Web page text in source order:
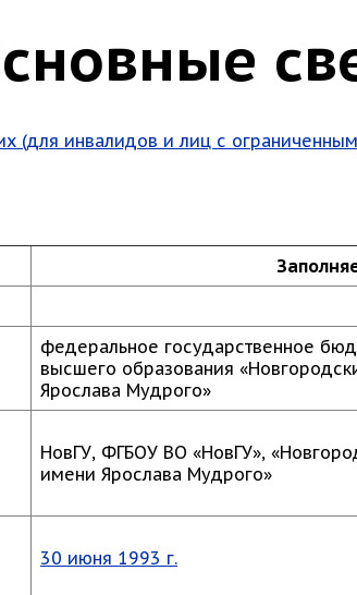
(для инвалидов и лиц с
федеральное государственное
высшего образования
Ярослава Мудрого»
НовГУ, ФГБОУ ВО «НовГУ», «
имени Ярослава Мудрого»
30 июня 1993 г.